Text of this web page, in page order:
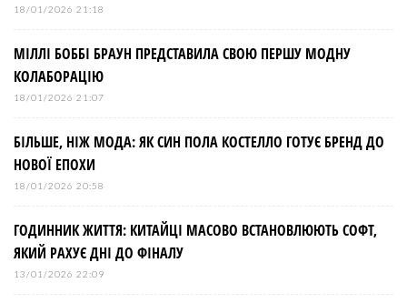
18/01/2026 21:18
МІЛЛІ БОББІ БРАУН ПРЕДСТАВИЛА СВОЮ ПЕРШУ МОДНУ
КОЛАБОРАЦІЮ
18/01/2026 21:07
БІЛЬШЕ, НІЖ МОДА: ЯК СИН ПОЛА КОСТЕЛЛО ГОТУЄ БРЕНД ДО
НОВОЇ ЕПОХИ
18/01/2026 20:58
ГОДИННИК ЖИТТЯ: КИТАЙЦІ МАСОВО ВСТАНОВЛЮЮТЬ СОФТ,
ЯКИЙ РАХУЄ ДНІ ДО ФІНАЛУ
13/01/2026 22:09